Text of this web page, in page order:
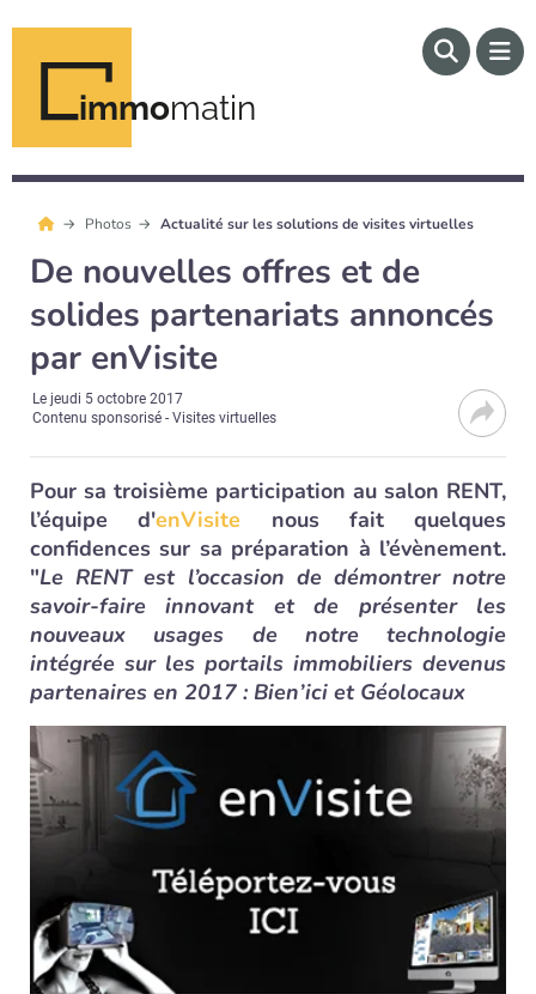
immomatin
Photos Actualité sur les solutions de visites virtuelles
De nouvelles offres et de
solides partenariats annoncés
par enVisite
Lejeudi 5 octobre 2017
Contenu sponsorisé - Visites virtuelles
Pour sa troisième participation au salon RENT,
l’équipe d'enVisite nous fait quelques
confidences sur sa préparation à l’évènement.
"Le RENT est l’occasion de démontrer notre
savoir-faire innovant et de présenter les
nouveaux usages de notre technologie
intégrée sur les portails immobiliers devenus
partenaires en 2017 : Bien’ici et Géolocaux